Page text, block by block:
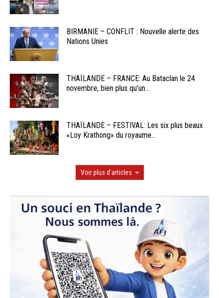
BIRMANIE – CONFLIT : Nouvelle alerte des
Nations Unies
THAÏLANDE – FRANCE: Au Bataclan le 24
novembre, bien plus qu’un...
THAÏLANDE – FESTIVAL: Les six plus beaux
«Loy Krathong» du royaume...
Voir plus d'articles